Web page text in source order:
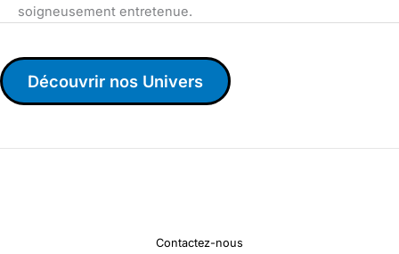
soigneusement entretenue.
Découvrir nos Univers
Contactez-nous